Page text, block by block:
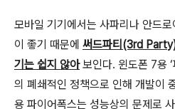
모바일 기기에서는 사파리나 안드
이 좋기 때문에 써드파티(3rd
기는 쉽지 않아보인다. 윈도폰 7용
의 폐쇄적인 정책으로 인해 개발이
용 파이어폭스는 성능상의 문제로